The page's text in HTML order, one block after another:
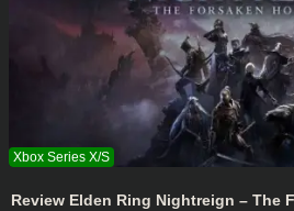
Review Elden Ring Nightreign – The